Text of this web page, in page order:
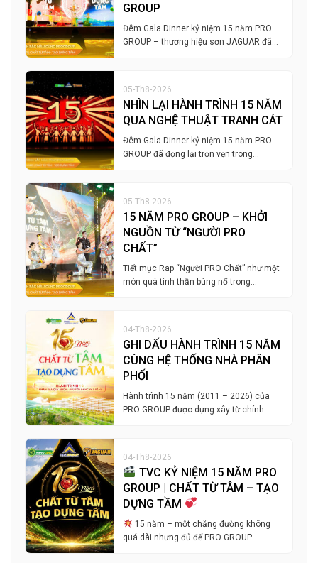
GROUP
Đêm Gala Dinner kỷ niệm 15 năm PRO
GROUP – thương hiệu sơn JAGUAR đã…
05-Th8-2026
NHÌN LẠI HÀNH TRÌNH 15 NĂM
QUA NGHỆ THUẬT TRANH CÁT
Đêm Gala Dinner kỷ niệm 15 năm PRO
GROUP đã đọng lại trọn vẹn trong…
05-Th8-2026
15 NĂM PRO GROUP – KHỞI
NGUỒN TỪ “NGƯỜI PRO
CHẤT”
Tiết mục Rap “Người PRO Chất” như một
món quà tinh thần bùng nổ trong…
04-Th8-2026
GHI DẤU HÀNH TRÌNH 15 NĂM
CÙNG HỆ THỐNG NHÀ PHÂN
PHỐI
Hành trình 15 năm (2011 – 2026) của
PRO GROUP được dựng xây từ chính…
04-Th8-2026
TVC KỶ NIỆM 15 NĂM PRO
GROUP | CHẤT TỪ TÂM – TẠO
DỰNG TẦM
15 năm – một chặng đường không
quá dài nhưng đủ để PRO GROUP…